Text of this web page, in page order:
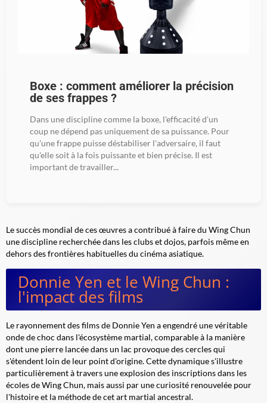
Boxe : comment améliorer la précision
de ses frappes ?
Dans une discipline comme la boxe, l'efficacité d'un
coup ne dépend pas uniquement de sa puissance. Pour
qu'une frappe puisse déstabiliser l'adversaire, il faut
qu'elle soit à la fois puissante et bien précise. Il est
important de travailler...
Le succès mondial de ces œuvres a contribué à faire du Wing Chun
une discipline recherchée dans les clubs et dojos, parfois même en
dehors des frontières habituelles du cinéma asiatique.
Donnie Yen et le Wing Chun :
l'impact des films
Le rayonnement des films de Donnie Yen a engendré une véritable
onde de choc dans l'écosystème martial, comparable à la manière
dont une pierre lancée dans un lac provoque des cercles qui
s'étendent loin de leur point d'origine. Cette dynamique s'illustre
particulièrement à travers une explosion des inscriptions dans les
écoles de Wing Chun, mais aussi par une curiosité renouvelée pour
l'histoire et la méthode de cet art martial ancestral.